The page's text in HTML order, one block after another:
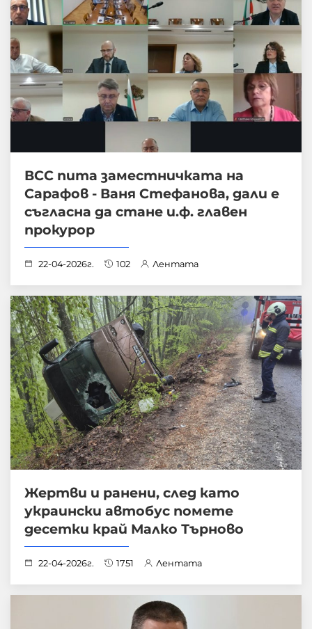
ВСС пита заместничката на
Сарафов - Ваня Стефанова, дали е
съгласна да стане и.ф. главен
прокурор
22-04-2026г. 102 Лентата
Жертви и ранени, след като
украински автобус помете
десетки край Малко Търново
22-04-2026г. 1751 Лентата